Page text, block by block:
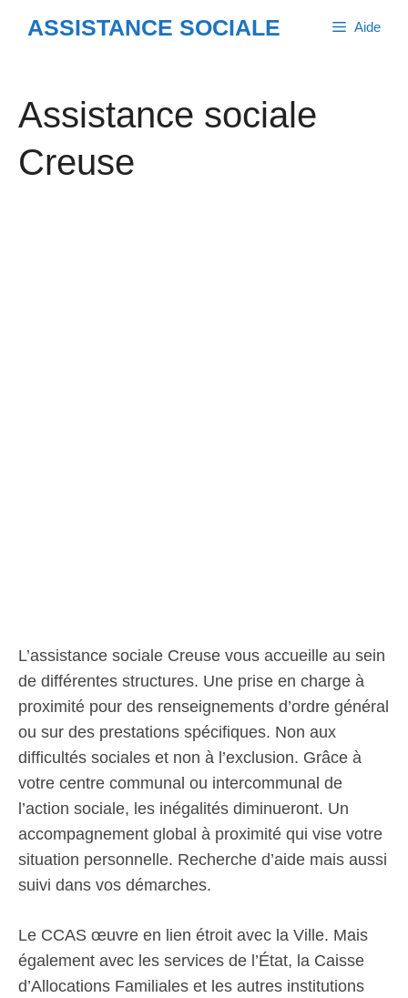
ASSISTANCE SOCIALE Aide
Assistance sociale
Creuse
L’assistance sociale Creuse vous accueille au sein
de différentes structures. Une prise en charge à
proximité pour des renseignements d’ordre général
ou sur des prestations spécifiques. Non aux
difficultés sociales et non à l’exclusion. Grâce à
votre centre communal ou intercommunal de
l’action sociale, les inégalités diminueront. Un
accompagnement global à proximité qui vise votre
situation personnelle. Recherche d’aide mais aussi
suivi dans vos démarches.
Le CCAS œuvre en lien étroit avec la Ville. Mais
également avec les services de l’État, la Caisse
d’Allocations Familiales et les autres institutions